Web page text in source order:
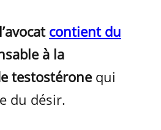
l’avocat contient du
à la
testostérone qui
du désir.